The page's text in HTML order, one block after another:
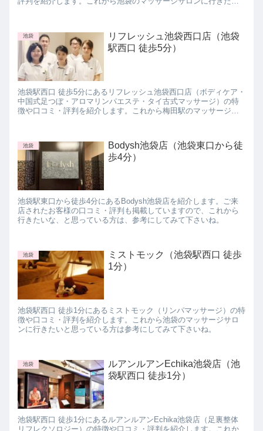
池袋
リフレッシュ池袋西口店（池袋
駅西口 徒歩5分）
池袋駅西口 徒歩5分にあるリフレッシュ池袋西口店（ボディケア・
中国式足つぼ・アロマリンパエステ・タイ古式マッサージ）の特
徴や口コミ・評判を紹介します。これから梅田駅のマッサージサ
池袋
Bodysh池袋店（池袋東口から徒
歩4分）
池袋駅東口から徒歩4分にあるBodysh池袋店を紹介します。ご来
店されたお客様の口コミ・評判も掲載していますので、これから
行きたいな、と思っている方は、参考にしてみて下さいね。
池袋
ミストモック（池袋駅西口 徒歩
1分）
池袋駅西口 徒歩1分にあるミストモック（リンパマッサージ）の特
徴や口コミ・評判を紹介します。これから池袋のマッサージサロ
ンに行きたいと思っている方は参考にしてみて下さいね。
池袋
ルアンルアンEchika池袋店（池
袋駅西口 徒歩1分）
池袋駅西口 徒歩1分にあるルアンルアンEchika池袋店（足裏整体
リフレクソロジー）の特徴や口コミ・評判を紹介します。これか